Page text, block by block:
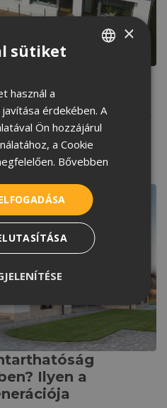
szeretne?
róla
otthonára, de vannak kérdései,
Olvassa el
Ilyen a
SERBIAN
×
sütiket
használ a
érdekében. A
Ön hozzájárul
a Cookie
Bővebben